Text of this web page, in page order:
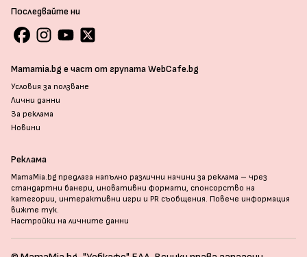
Последвайте ни
Mamamia.bg е част от групата WebCafe.bg
Условия за ползване
Лични данни
За реклама
Новини
Реклама
MamaMia.bg предлага напълно различни начини за реклама – чрез
стандартни банери, иновативни формати, спонсорство на
категории, интерактивни игри и PR съобщения. Повече информация
вижте тук.
Настройки на личните данни